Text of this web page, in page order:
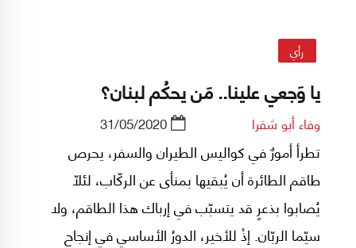
رأي
يا وَجعي علينا.. مَن يحكُم لبنان؟
وفاء أبو شقرا 31/05/2020
تطرأ أمورٌ في كواليس الطيران والسفر، يحرص
طاقم الطائرة أن يُبقيها بمنأى عن الركّاب، لئلاّ
يُصابوا بذعرٍ قد يتسبّب في إرباك هذا الطاقم، ولا
سيّما الربّان. إذْ للأخير، الدورُ الأساسي في إنجاح